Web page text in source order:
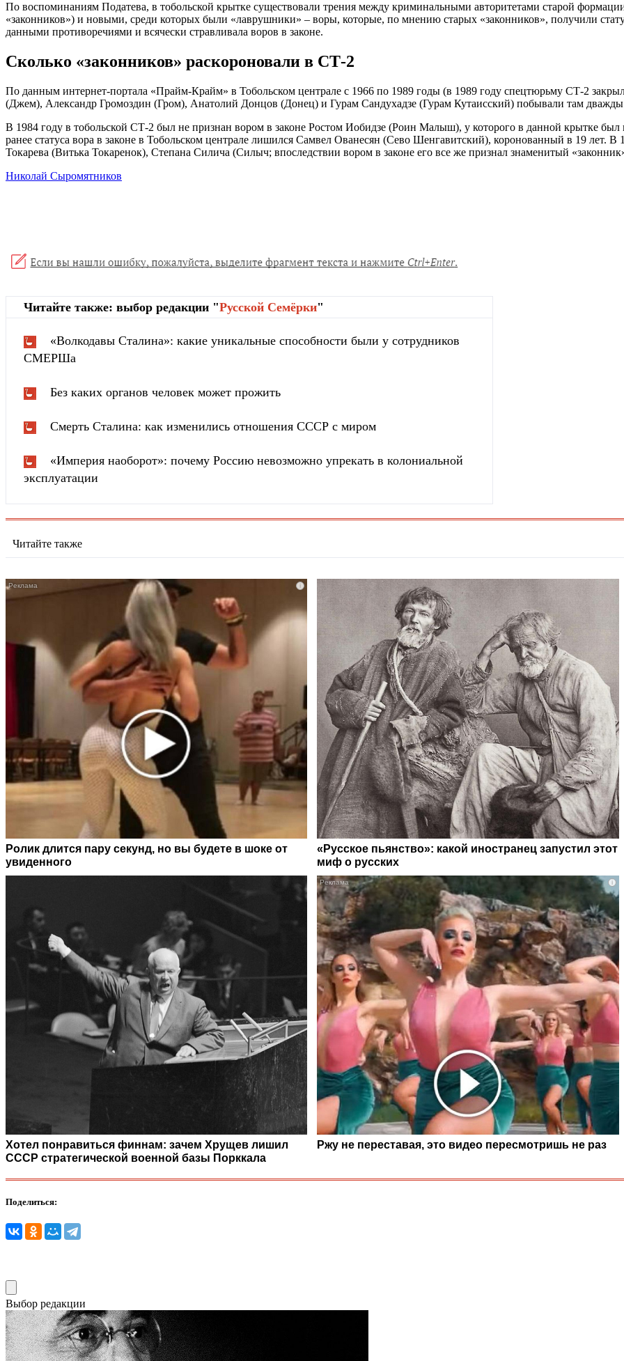
По воспоминаниям Податева, в тобольской крытке существовали трения между криминальными авторитетами старой
«законников») и новыми, среди которых были «лаврушники» – воры, которые, по мнению старых «законников», получили
данными противоречиями и всячески стравливала воров в законе.
Сколько «законников» раскороновали в СТ-2
По данным интернет-портала «Прайм-Крайм» в Тобольском централе с 1966 по 1989 годы (в 1989 году спецтюрьму СТ-2
(Джем), Александр Громоздин (Гром), Анатолий Донцов (Донец) и Гурам Сандухадзе (Гурам Кутаисский) побывали там
В 1984 году в тобольской СТ-2 был не признан вором в законе Ростом Иобидзе (Роин Малыш), у которого в данной крытке
ранее статуса вора в законе в Тобольском централе лишился Самвел Ованесян (Сево Шенгавитский), коронованный в 19 лет.
Токарева (Витька Токаренок), Степана Силича (Силыч; впоследствии вором в законе его все же признал знаменитый
Николай Сыромятников
Читайте также: выбор редакции "Русской Cемёрки"
«Волкодавы Сталина»: какие уникальные способности были у сотрудников
СМЕРШа
Без каких органов человек может прожить
Смерть Сталина: как изменились отношения СССР с миром
«Империя наоборот»: почему Россию невозможно упрекать в колониальной
эксплуатации
Читайте также
i
Ролик длится пару секунд, но вы будете в шоке от
увиденного
«Русское пьянство»: какой иностранец запустил этот
миф о русских
Хотел понравиться финнам: зачем Хрущев лишил
СССР стратегической военной базы Порккала
i
Ржу не переставая, это видео пересмотришь не раз
Поделиться:
Выбор редакции